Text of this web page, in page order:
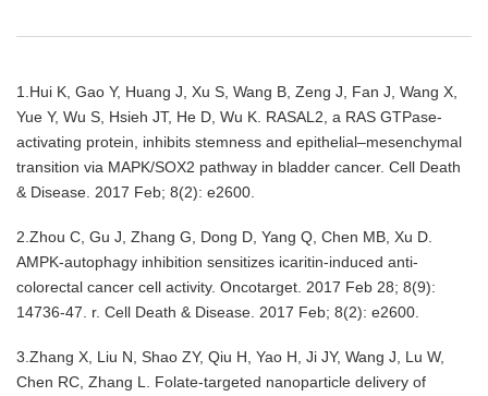
1.Hui K, Gao Y, Huang J, Xu S, Wang B, Zeng J, Fan J, Wang X,
Yue Y, Wu S, Hsieh JT, He D, Wu K. RASAL2, a RAS GTPase-
activating protein, inhibits stemness and epithelial–mesenchymal
transition via MAPK/SOX2 pathway in bladder cancer. Cell Death
& Disease. 2017 Feb; 8(2): e2600.
2.Zhou C, Gu J, Zhang G, Dong D, Yang Q, Chen MB, Xu D.
AMPK-autophagy inhibition sensitizes icaritin-induced anti-
colorectal cancer cell activity. Oncotarget. 2017 Feb 28; 8(9):
14736-47.
r. Cell Death & Disease. 2017 Feb; 8(2): e2600.
3.Zhang X, Liu N, Shao ZY, Qiu H, Yao H, Ji JY, Wang J, Lu W,
Chen RC, Zhang L. Folate-targeted nanoparticle delivery of